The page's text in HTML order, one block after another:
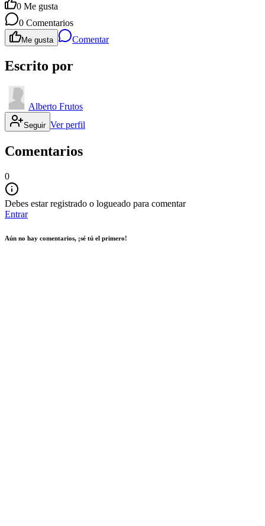
0 Me gusta
0 Comentarios
Me gusta Comentar
Escrito por
Alberto Frutos
Seguir Ver perfil
Comentarios
0
Debes estar registrado o logueado para comentar
Entrar
Aún no hay comentarios, ¡sé tú el primero!